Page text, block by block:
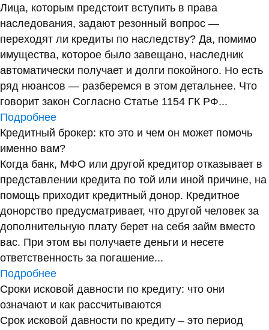
Лица, которым предстоит вступить в права
наследования, задают резонный вопрос —
переходят ли кредиты по наследству? Да, помимо
имущества, которое было завещано, наследник
автоматически получает и долги покойного. Но есть
ряд нюансов — разберемся в этом детальнее. Что
говорит закон Согласно Статье 1154 ГК РФ...
Подробнее
Кредитный брокер: кто это и чем он может помочь
именно вам?
Когда банк, МФО или другой кредитор отказывает в
представлении кредита по той или иной причине, на
помощь приходит кредитный донор. Кредитное
донорство предусматривает, что другой человек за
дополнительную плату берет на себя займ вместо
вас. При этом вы получаете деньги и несете
ответственность за погашение...
Подробнее
Сроки исковой давности по кредиту: что они
означают и как рассчитываются
Срок исковой давности по кредиту – это период